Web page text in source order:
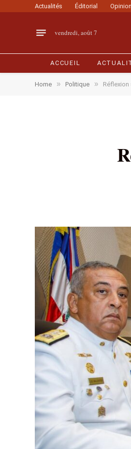
Actualités Éditorial Opinion
vendredi, août 7
ACCUEIL
Home » Politique »